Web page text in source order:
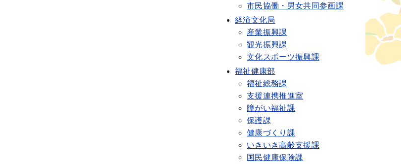
市民協働・男女共同参画課
経済文化局
産業振興課
観光振興課
文化スポーツ振興課
福祉健康部
福祉総務課
支援連携推進室
障がい福祉課
保護課
健康づくり課
いきいき高齢支援課
国民健康保険課